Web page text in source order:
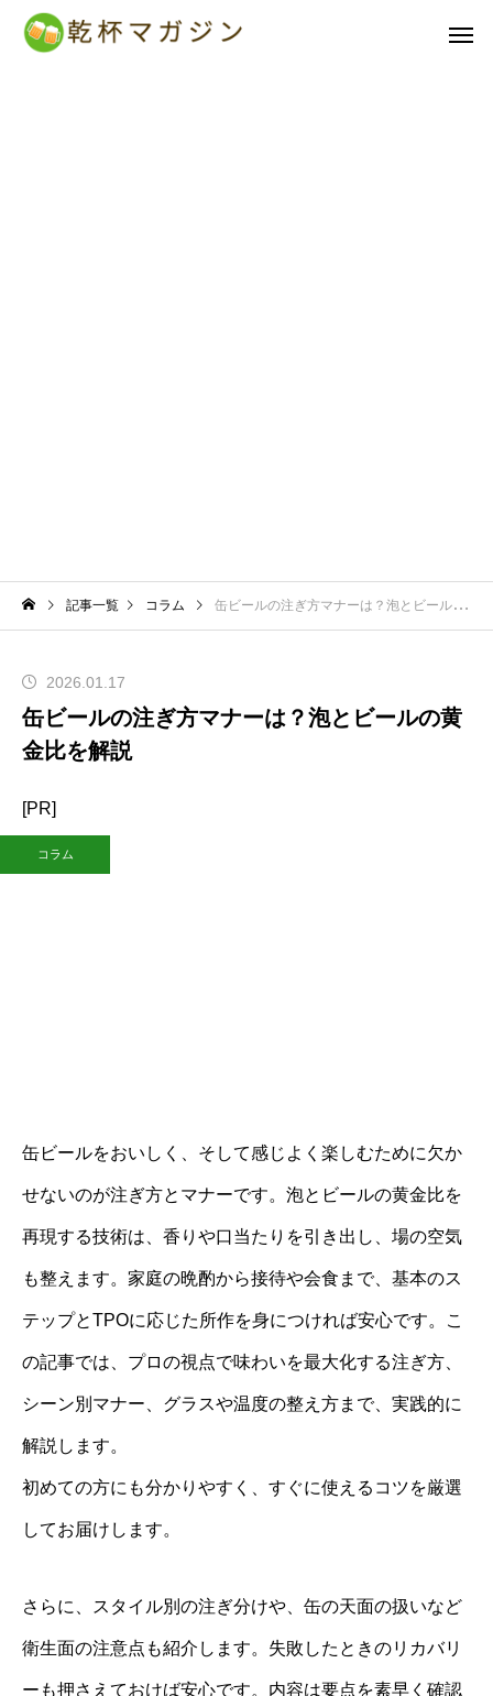
記事一覧 コラム 缶ビールの注ぎ方マナーは？泡とビールの黄金比を解説
2026.01.17
缶ビールの注ぎ方マナーは？泡とビールの黄
金比を解説
[PR]
コラム
缶ビールをおいしく、そして感じよく楽しむために欠か
せないのが注ぎ方とマナーです。泡とビールの黄金比を
再現する技術は、香りや口当たりを引き出し、場の空気
も整えます。家庭の晩酌から接待や会食まで、基本のス
テップとTPOに応じた所作を身につければ安心です。こ
の記事では、プロの視点で味わいを最大化する注ぎ方、
シーン別マナー、グラスや温度の整え方まで、実践的に
解説します。
初めての方にも分かりやすく、すぐに使えるコツを厳選
してお届けします。
さらに、スタイル別の注ぎ分けや、缶の天面の扱いなど
衛生面の注意点も紹介します。失敗したときのリカバリ
ーも押さえておけば安心です。内容は要点を素早く確認